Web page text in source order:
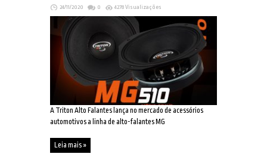
24/11/2020 0 4278 Visualizações
A Triton Alto Falantes lança no mercado de acessórios
automotivos a linha de alto-falantes MG
Leia mais »